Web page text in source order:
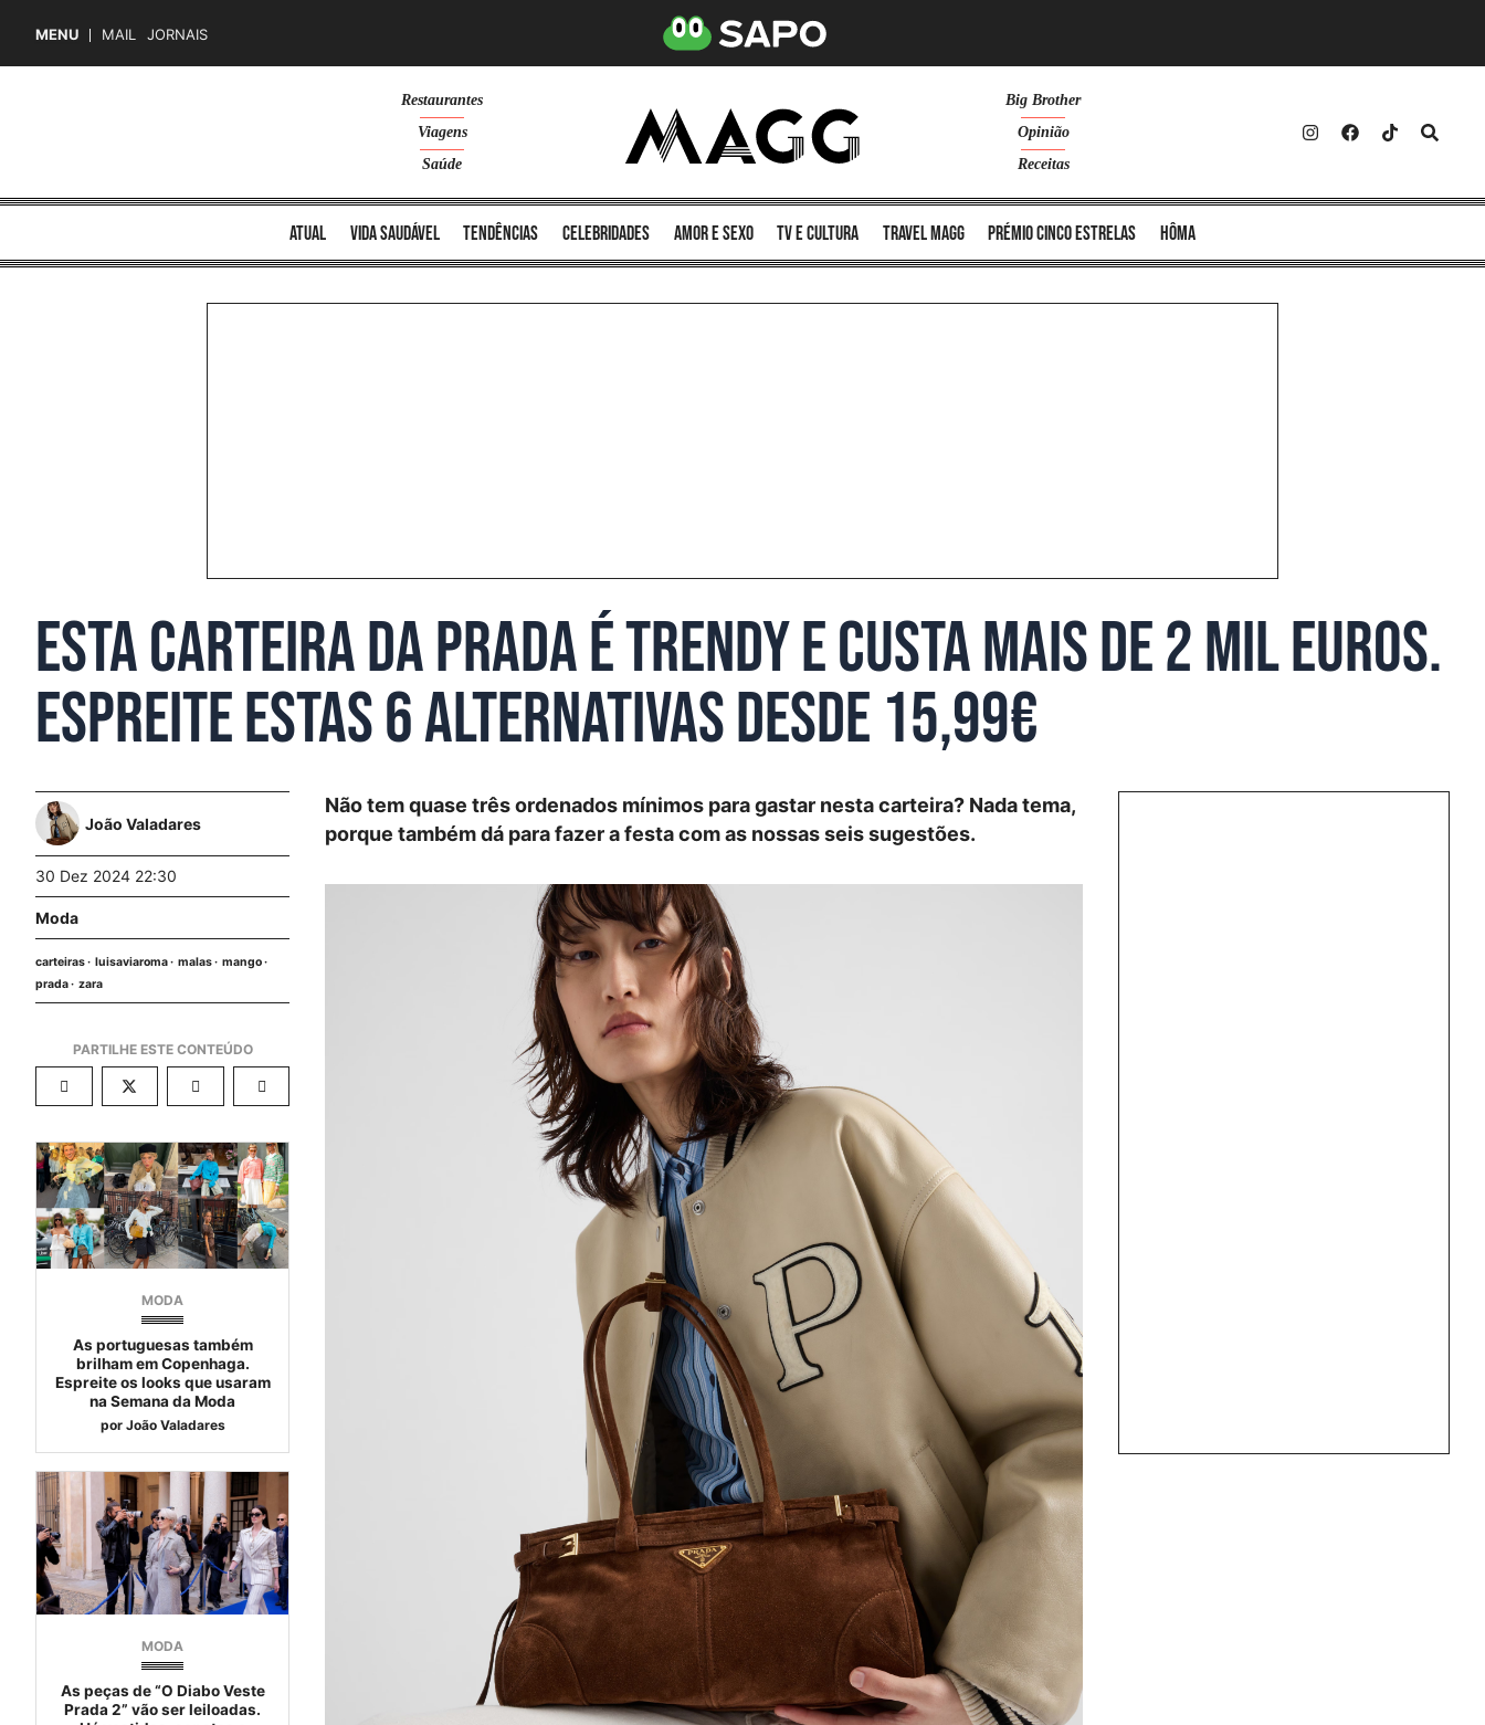
MENU MAIL JORNAIS
Restaurantes
Viagens
Saúde
Big Brother
Opinião
Receitas
atual vida saudável tendências celebridades amor e sexo TV e cultura Travel MAGG Prémio Cinco Estrelas Hôma
Esta carteira da Prada é trendy e custa mais de 2 mil euros.
Espreite estas 6 alternativas desde 15,99€
João Valadares
30 Dez 2024 22:30
Moda
carteiras luisaviaroma malas
mango
prada
zara
MODA
As portuguesas também
brilham em Copenhaga.
Espreite os looks que usaram
na Semana da Moda
por João Valadares
MODA
As peças de “O Diabo Veste
Prada 2” vão ser leiloadas.
Não tem quase três ordenados mínimos para gastar nesta carteira? Nada tema,
porque também dá para fazer a festa com as nossas seis sugestões.